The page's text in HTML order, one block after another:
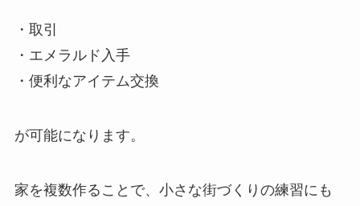
・取引
・エメラルド入手
・便利なアイテム交換
が可能になります。
家を複数作ることで、小さな街づくりの練習にも